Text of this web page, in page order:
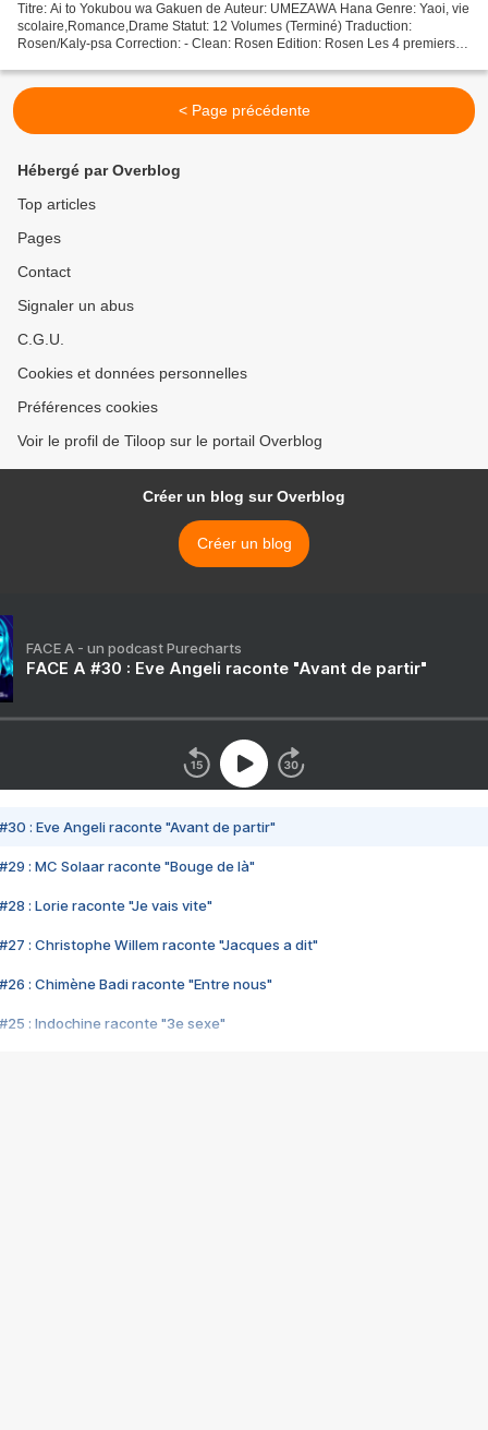
Titre: Ai to Yokubou wa Gakuen de Auteur: UMEZAWA Hana Genre: Yaoi, vie
scolaire,Romance,Drame Statut: 12 Volumes (Terminé) Traduction:
Rosen/Kaly-psa Correction: - Clean: Rosen Edition: Rosen Les 4 premiers
< Page précédente
Hébergé par Overblog
Top articles
Pages
Contact
Signaler un abus
C.G.U.
Cookies et données personnelles
Préférences cookies
Voir le profil de Tiloop sur le portail Overblog
Créer un blog sur Overblog
Créer un blog
FACE A - un podcast Purecharts
FACE A #30 : Eve Angeli raconte "Avant de partir"
#30 : Eve Angeli raconte "Avant de partir"
#29 : MC Solaar raconte "Bouge de là"
#28 : Lorie raconte "Je vais vite"
#27 : Christophe Willem raconte "Jacques a dit"
#26 : Chimène Badi raconte "Entre nous"
#25 : Indochine raconte "3e sexe"